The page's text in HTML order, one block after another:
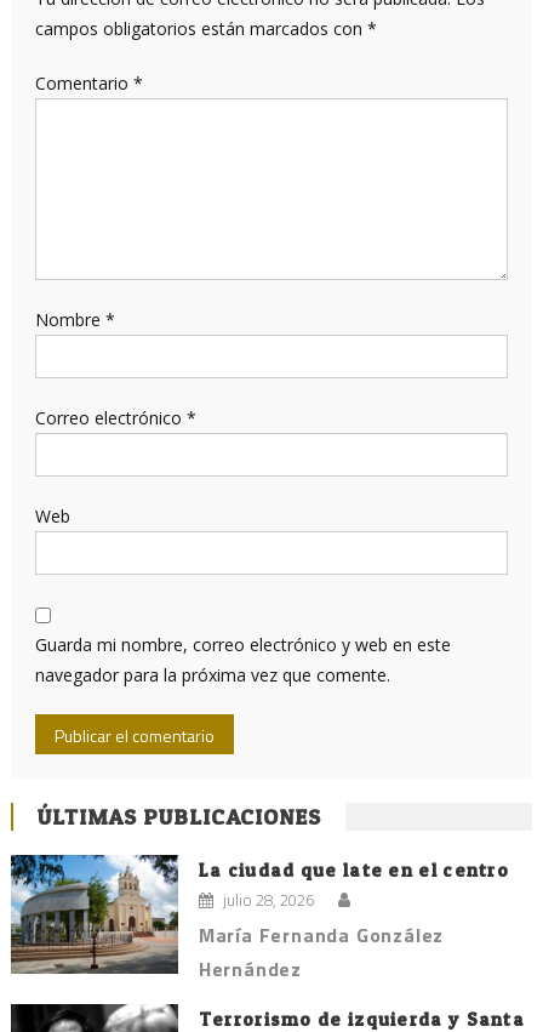
campos obligatorios están marcados con *
Comentario *
Nombre *
Correo electrónico *
Web
Guarda mi nombre, correo electrónico y web en este
navegador para la próxima vez que comente.
ÚLTIMAS PUBLICACIONES
La ciudad que late en el centro
julio 28, 2026
María Fernanda González
Hernández
Terrorismo de izquierda y Santa